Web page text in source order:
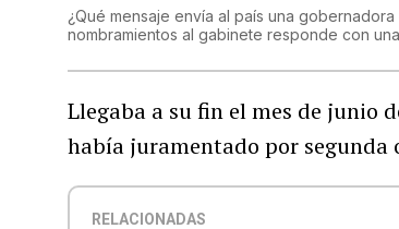
¿Qué mensaje envía al país una
nombramientos al gabinete responde con
Llegaba a su fin el mes de junio
había juramentado por segunda
RELACIONADAS